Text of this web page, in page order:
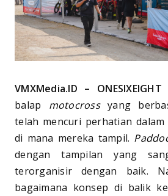
VMXMedia.ID – ONESIXEIGHT
balap motocrossyang
telah mencuri perhatian
di mana mereka tampil.
dengan tampilan yang
terorganisir dengan baik.
bagaimana konsep di balik